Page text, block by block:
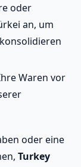
oder
an, um
Waren vor
oder eine
Turkey